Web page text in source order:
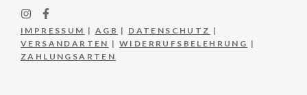
IMPRESSUM | AGB | DATENSCHUTZ |
VERSANDARTEN |WIDERRUFSBELEHRUNG |
ZAHLUNGSARTEN